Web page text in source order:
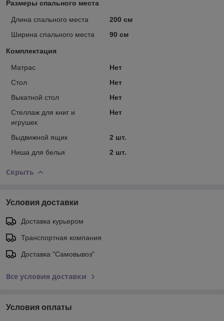
Размеры спального места
Длина спального места
200 см
Ширина спального места
90 см
Комплектация
Матрас
Нет
Стол
Нет
Выкатной стол
Нет
Стеллаж для книг и
игрушек
Нет
Выдвижной ящик
2 шт.
Ниша для белья
2 шт.
Скрыть
Условия доставки
Доставка курьером
Транспортная компания
Доставка "Самовывоз"
Все условия доставки
Условия оплаты